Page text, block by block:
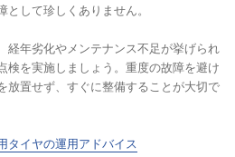
して珍しくありません。
経年劣化やメンテナンス不足が挙げられ
検を実施しましょう。重度の故障を避け
放置せず、すぐに整備することが大切で
タイヤの運用アドバイス